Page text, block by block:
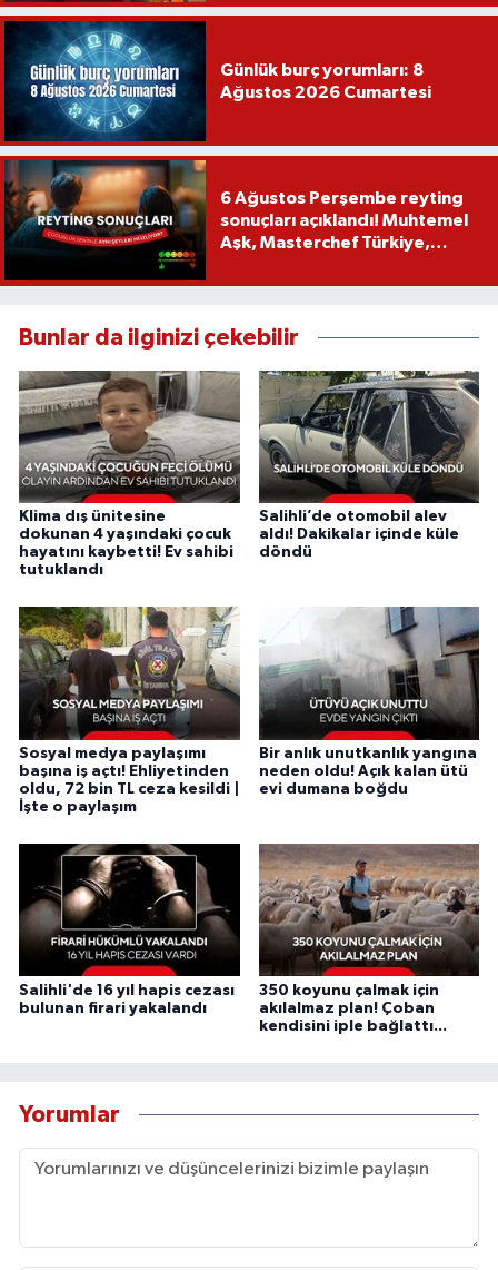
Günlük burç yorumları: 8
Ağustos 2026 Cumartesi
6 Ağustos Perşembe reyting
sonuçları açıklandı! Muhtemel
Aşk, Masterchef Türkiye,
Bunlar da ilginizi çekebilir
Klima dış ünitesine
dokunan 4 yaşındaki çocuk
hayatını kaybetti! Ev sahibi
tutuklandı
Salihli’de otomobil alev
aldı! Dakikalar içinde küle
döndü
Sosyal medya paylaşımı
başına iş açtı! Ehliyetinden
oldu, 72 bin TL ceza kesildi |
İşte o paylaşım
Bir anlık unutkanlık yangına
neden oldu! Açık kalan ütü
evi dumana boğdu
Salihli'de 16 yıl hapis cezası
bulunan firari yakalandı
350 koyunu çalmak için
akılalmaz plan! Çoban
kendisini iple bağlattı...
Yorumlar